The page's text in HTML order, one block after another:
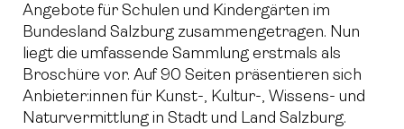
Angebote für Schulen und Kindergärten im
Bundesland Salzburg zusammengetragen. Nun
liegt die umfassende Sammlung erstmals als
Broschüre vor. Auf 90 Seiten präsentieren sich
Anbieter:innen für Kunst-, Kultur-, Wissens- und
Naturvermittlung in Stadt und Land Salzburg.